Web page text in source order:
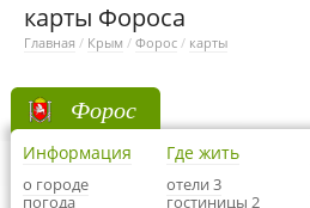
карты Фороса
Главная / Крым / Форос / карты
Форос
Информация
о городе
погода
Где жить
отели 3
гостиницы 2